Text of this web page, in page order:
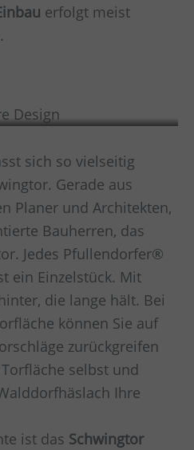
erfolgt meist
sich so vielseitig
Gerade aus
Planer und Architekten,
Bauherren, das
Jedes Pfullendorfer®
ein Einzelstück. Mit
die lange hält. Bei
können Sie auf
zurückgreifen
selbst und
Ihre
ist das Schwingtor